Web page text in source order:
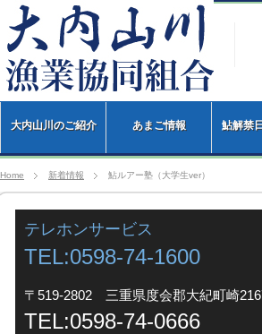
大内山川のご紹介 あまご情報 鮎解禁
Home 新着情報 鮎ルアー塾（大学生ver）
テレホンサービス
TEL:0598-74-1600
〒519-2802 三重県度会郡大紀町崎
TEL:0598-74-0666